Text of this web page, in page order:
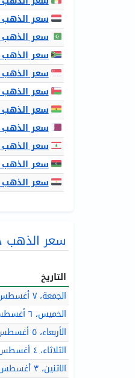
سعر
سعر
سعر الذهب
سعر
سعر
سعر الذهب
سعر
سعر الذهب
سعر الذهب
سعر
سعر الذهب
التاريخ
الجمعة، ٧ أغسطس ٢٠٢٦
الخميس، ٦ أغسطس ٢٠٢٦
الأربعاء، ٥ أغسطس ٢٠٢٦
الثلاثاء، ٤ أغسطس ٢٠٢٦
الاثنين، ٣ أغسطس ٢٠٢٦